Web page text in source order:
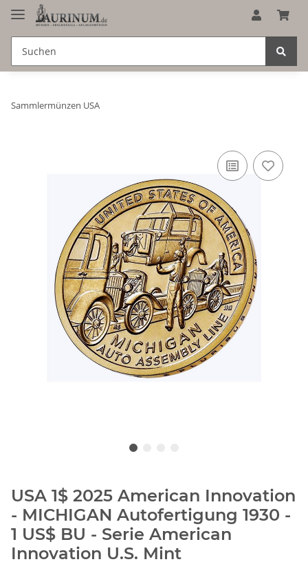
Sammlermünzen USA
USA 1$ 2025 American Innovation
- MICHIGAN Autofertigung 1930 -
1 US$ BU - Serie American
Innovation U.S. Mint